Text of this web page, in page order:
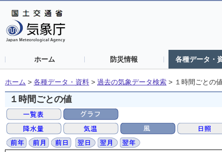
ホーム 防災情報 各種データ・
ホーム > 各種データ・資料 > 過去の気象データ検索 > １時間ごとの
１時間ごとの値